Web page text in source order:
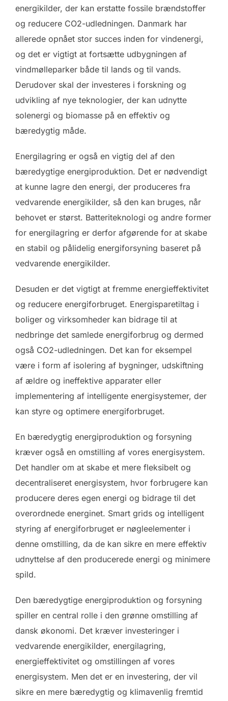
energikilder, der kan erstatte fossile brændstoffer
og reducere CO2-udledningen. Danmark har
allerede opnået stor succes inden for vindenergi,
og det er vigtigt at fortsætte udbygningen af
vindmølleparker både til lands og til vands.
Derudover skal der investeres i forskning og
udvikling af nye teknologier, der kan udnytte
solenergi og biomasse på en effektiv og
bæredygtig måde.
Energilagring er også en vigtig del af den
bæredygtige energiproduktion. Det er nødvendigt
at kunne lagre den energi, der produceres fra
vedvarende energikilder, så den kan bruges, når
behovet er størst. Batteriteknologi og andre former
for energilagring er derfor afgørende for at skabe
en stabil og pålidelig energiforsyning baseret på
vedvarende energikilder.
Desuden er det vigtigt at fremme energieffektivitet
og reducere energiforbruget. Energisparetiltag i
boliger og virksomheder kan bidrage til at
nedbringe det samlede energiforbrug og dermed
også CO2-udledningen. Det kan for eksempel
være i form af isolering af bygninger, udskiftning
af ældre og ineffektive apparater eller
implementering af intelligente energisystemer, der
kan styre og optimere energiforbruget.
En bæredygtig energiproduktion og forsyning
kræver også en omstilling af vores energisystem.
Det handler om at skabe et mere fleksibelt og
decentraliseret energisystem, hvor forbrugere kan
producere deres egen energi og bidrage til det
overordnede energinet. Smart grids og intelligent
styring af energiforbruget er nøgleelementer i
denne omstilling, da de kan sikre en mere effektiv
udnyttelse af den producerede energi og minimere
spild.
Den bæredygtige energiproduktion og forsyning
spiller en central rolle i den grønne omstilling af
dansk økonomi. Det kræver investeringer i
vedvarende energikilder, energilagring,
energieffektivitet og omstillingen af vores
energisystem. Men det er en investering, der vil
sikre en mere bæredygtig og klimavenlig fremtid